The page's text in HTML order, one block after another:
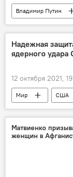
Владимир Путин
Кремль
Надежная
ядерного
12 октября 2021,
Мир США
Армия и
Матвиенко
женщин в